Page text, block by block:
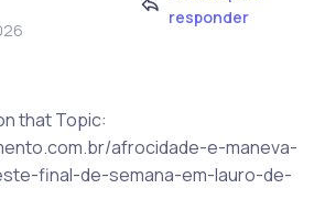
responder
that Topic:
afrocidade-e-maneva-
final-de-semana-em-lauro-de-